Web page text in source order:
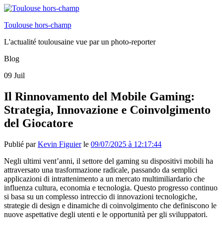
Toulouse hors-champ
L'actualité toulousaine vue par un photo-reporter
Blog
09 Juil
Il Rinnovamento del Mobile Gaming:
Strategia, Innovazione e Coinvolgimento
del Giocatore
Publié parKevin Figuierle 09/07/2025 à 12:17:44
Negli ultimi vent’anni, il settore del gaming su dispositivi mobili ha
attraversato una trasformazione radicale, passando da semplici
applicazioni di intrattenimento a un mercato multimiliardario che
influenza cultura, economia e tecnologia. Questo progresso continuo
si basa su un complesso intreccio di innovazioni tecnologiche,
strategie di design e dinamiche di coinvolgimento che definiscono le
nuove aspettative degli utenti e le opportunità per gli sviluppatori.